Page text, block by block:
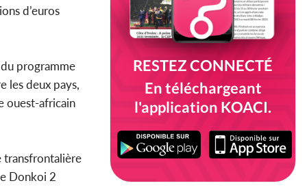
d’euros
programme
les deux pays,
ouest-africain
transfrontalière
Donkoi 2
RESTEZ CONNECTÉ
En téléchargeant
l'application KOACI.